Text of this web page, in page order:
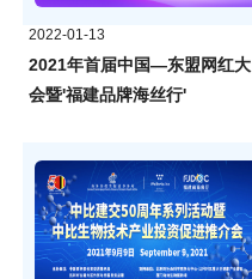
2022-01-13
2021年首届中国—东盟网红大
会暨'福建品牌海丝行'